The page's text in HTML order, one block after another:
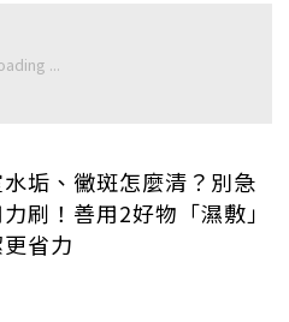
垢、黴斑怎麼清？別急
刷！善用2好物「濕敷」
省力